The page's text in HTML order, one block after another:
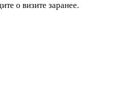
о визите заранее.